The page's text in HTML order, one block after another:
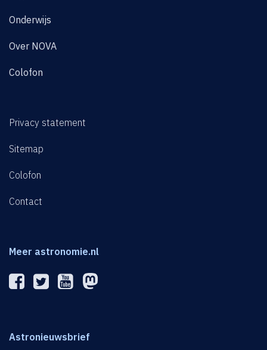
Onderwijs
Over NOVA
Colofon
Privacy statement
Sitemap
Colofon
Contact
Meer astronomie.nl
Astronieuwsbrief